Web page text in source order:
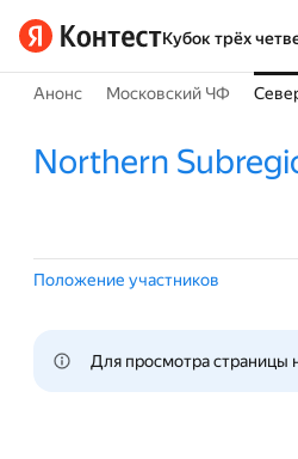
Кубок трёх
Анонс Московский ЧФ
Northern
Положение участников
Для просмотра страницы